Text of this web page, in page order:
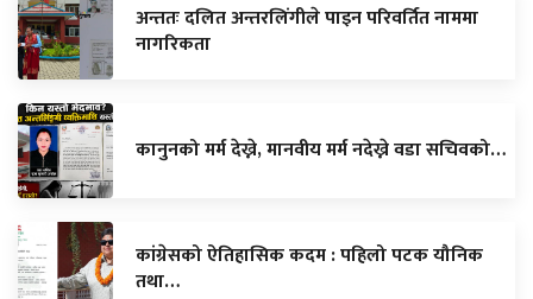
अन्ततः दलित अन्तरलिंगीले पाइन परिवर्तित नाममा
नागरिकता
कानुनको मर्म देख्ने, मानवीय मर्म नदेख्ने वडा सचिवको…
कांग्रेसको ऐतिहासिक कदम : पहिलो पटक यौनिक
तथा…